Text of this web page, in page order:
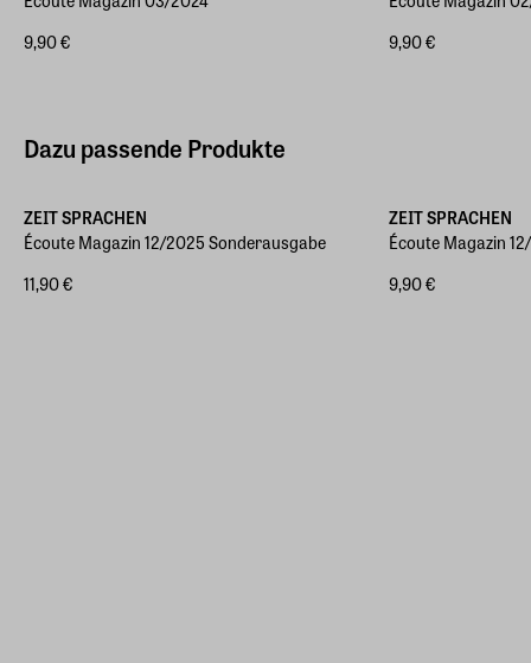
9,90 €
9,90 €
Dazu passende Produkte
ZEIT SPRACHEN
Écoute Magazin 12/2025 Sonderausgabe
11,90 €
ZEIT SPRACHEN
Écoute Magazin
9,90 €